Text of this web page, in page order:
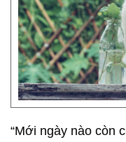
“Mới ngày nào còn